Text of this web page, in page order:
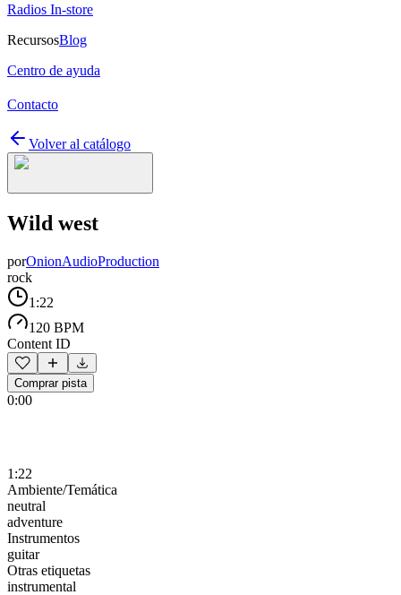
Radios In-store
RecursosBlog
Centro de ayuda
Contacto
Volver al catálogo
Wild west
porOnionAudioProduction
rock
1:22
120 BPM
Content ID
Comprar pista
0:00
1:22
Ambiente/Temática
neutral
adventure
Instrumentos
guitar
Otras etiquetas
instrumental